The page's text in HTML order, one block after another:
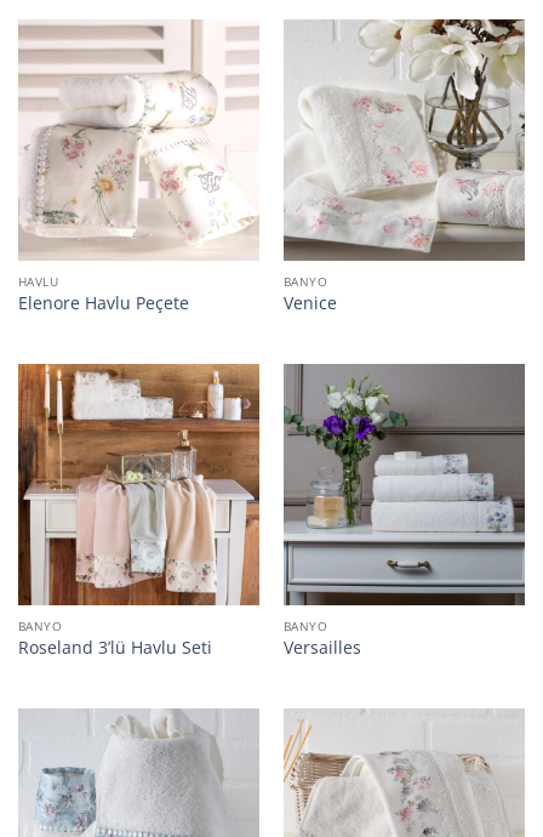
HAVLU
Elenore Havlu Peçete
BANYO
Venice
BANYO
Roseland 3’lü Havlu Seti
BANYO
Versailles